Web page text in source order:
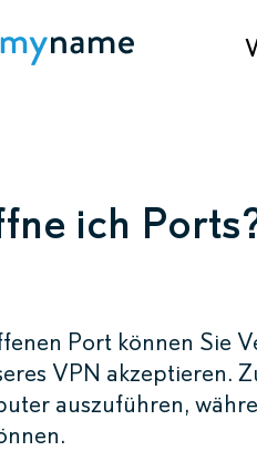
ich
Port können Sie
VPN akzeptieren.
auszuführen,